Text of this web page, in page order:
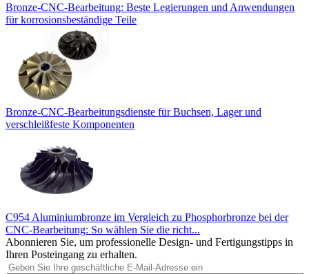
Bronze-CNC-Bearbeitung: Beste Legierungen und Anwendungen
für korrosionsbeständige Teile
Bronze-CNC-Bearbeitungsdienste für Buchsen, Lager und
verschleißfeste Komponenten
C954 Aluminiumbronze im Vergleich zu Phosphorbronze bei der
CNC-Bearbeitung: So wählen Sie die richt...
Abonnieren Sie, um professionelle Design- und Fertigungstipps in
Ihren Posteingang zu erhalten.